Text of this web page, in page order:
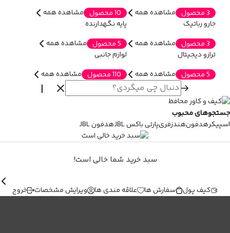
3 محصول
مشاهده همه
10 محصول
مشاهده همه
جارو رباتیک
3 محصول
مشاهده همه
پایه نگهدارنده
5 محصول
مشاهده همه
ترازو دیجیتال
5 محصول
مشاهده همه
لوازم جانبی
110 محصول
مشاهده همه
جستجوهای محبوب
اسپیکرهدفونهندزفریپارتی باکس JBL هدفون JBL
سبد خرید شما خالی است!
کیف پول سفارش ها علاقه مندی ها ویرایش مشخصات خروج